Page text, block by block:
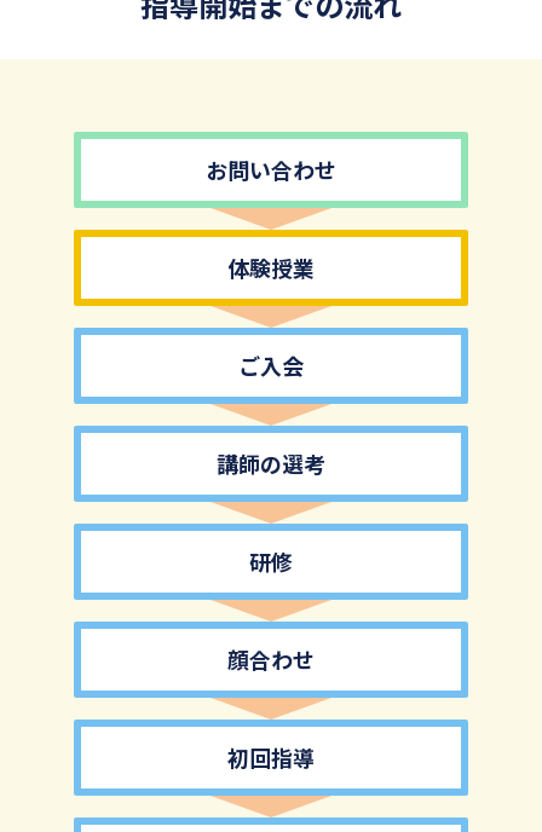
お問い合わせ
体験授業
ご入会
講師の選考
研修
顔合わせ
初回指導